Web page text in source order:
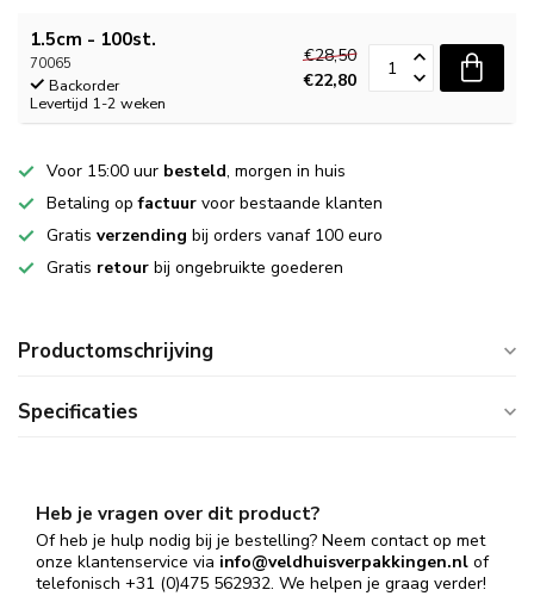
1.5cm - 100st.
70065
Backorder
Levertijd 1-2 weken
€28,50
€22,80
Voor 15:00 uur besteld, morgen in huis
Betaling opfactuur voor bestaande klanten
Gratis verzending bij orders vanaf 100 euro
Gratis retour bij ongebruikte goederen
Productomschrijving
Specificaties
Heb je vragen over dit product?
Of heb je hulp nodig bij je bestelling? Neem contact op met
onze klantenservice via info@veldhuisverpakkingen.nl of
telefonisch +31 (0)475 562932. We helpen je graag verder!